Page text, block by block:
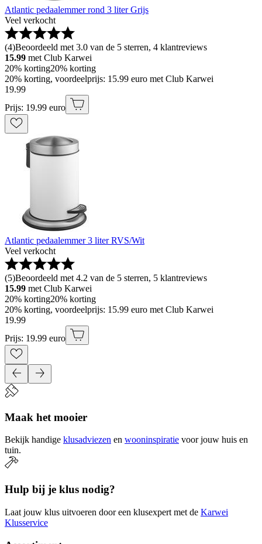
Atlantic pedaalemmer rond 3 liter Grijs
Veel verkocht
(4)Beoordeeld met 3.0 van de 5 sterren, 4 klantreviews
15.99 met Club Karwei
20% korting20% korting
20% korting, voordeelprijs: 15.99 euro met Club Karwei
19.99
Prijs: 19.99 euro
Atlantic pedaalemmer 3 liter RVS/Wit
Veel verkocht
(5)Beoordeeld met 4.2 van de 5 sterren, 5 klantreviews
15.99 met Club Karwei
20% korting20% korting
20% korting, voordeelprijs: 15.99 euro met Club Karwei
19.99
Prijs: 19.99 euro
Maak het mooier
Bekijk handige klusadviezen en wooninspiratie voor jouw huis en
tuin.
Hulp bij je klus nodig?
Laat jouw klus uitvoeren door een klusexpert met de Karwei
Klusservice